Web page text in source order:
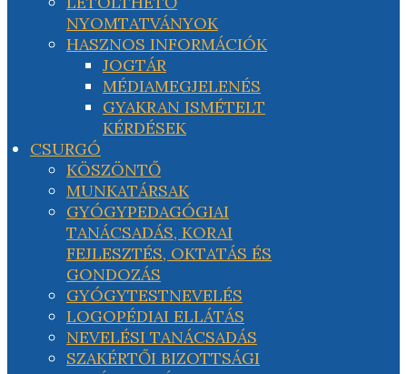
NYOMTATVÁNYOK
HASZNOS INFORMÁCIÓK
JOGTÁR
MÉDIAMEGJELENÉS
GYAKRAN ISMÉTELT
KÉRDÉSEK
CSURGÓ
KÖSZÖNTŐ
MUNKATÁRSAK
GYÓGYPEDAGÓGIAI
TANÁCSADÁS, KORAI
FEJLESZTÉS, OKTATÁS ÉS
GONDOZÁS
GYÓGYTESTNEVELÉS
LOGOPÉDIAI ELLÁTÁS
NEVELÉSI TANÁCSADÁS
SZAKÉRTŐI BIZOTTSÁGI